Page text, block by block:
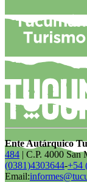
Ente Autárquico
484 | C.P. 4000 San
(0381)4303644-+54
Email: